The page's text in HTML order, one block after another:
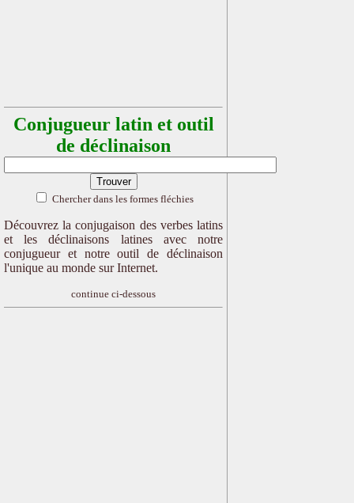
Conjugueur latin et outil
de déclinaison
Chercher dans les formes fléchies
Découvrez la conjugaison des verbes latins
et les déclinaisons latines avec notre
conjugueur et notre outil de déclinaison
l'unique au monde sur Internet.
continue ci-dessous